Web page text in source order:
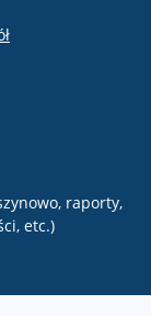
otwiera się w
raporty,
etc.)